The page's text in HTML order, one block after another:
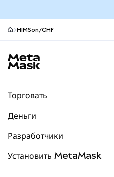
HIMSon/CHF
Торговать
Прогнозы
Перпы НОВИНКА
Деньги
mUSD
Разработчики
Установить MetaMask